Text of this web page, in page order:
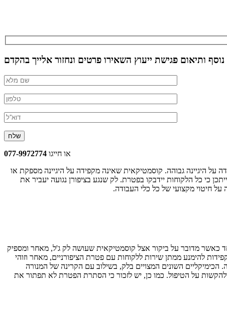
ותיאום פגישת ייעוץ השאירו פרטים ונחזור אלייך בהקדם
או חייגו 077-9972774
על היגיינה גבוהה. קוסמטיקאית שאינה מקפידה על היגיינה מספקת או
כי כל הלקוחות יידבקו בפטרת. לק שנגע בציפורן נגועה יעביר את
חיטוי מקצועי של כל כלי העבודה.
כאשר מדובר על ביקור אצל קוסמטיקאית שעושה לק ג'ל, מאחר ומספיק
להימנע ממתן שירות ללקוחות עם פטרת הציפורניים, מאחר וזוהי
השונים המצויים בלק, בשילוב עם הקרינה של המנורה
על הטיפול. כמו כן, יש לזכור כי הסתרת הפטרת לא תפתור את